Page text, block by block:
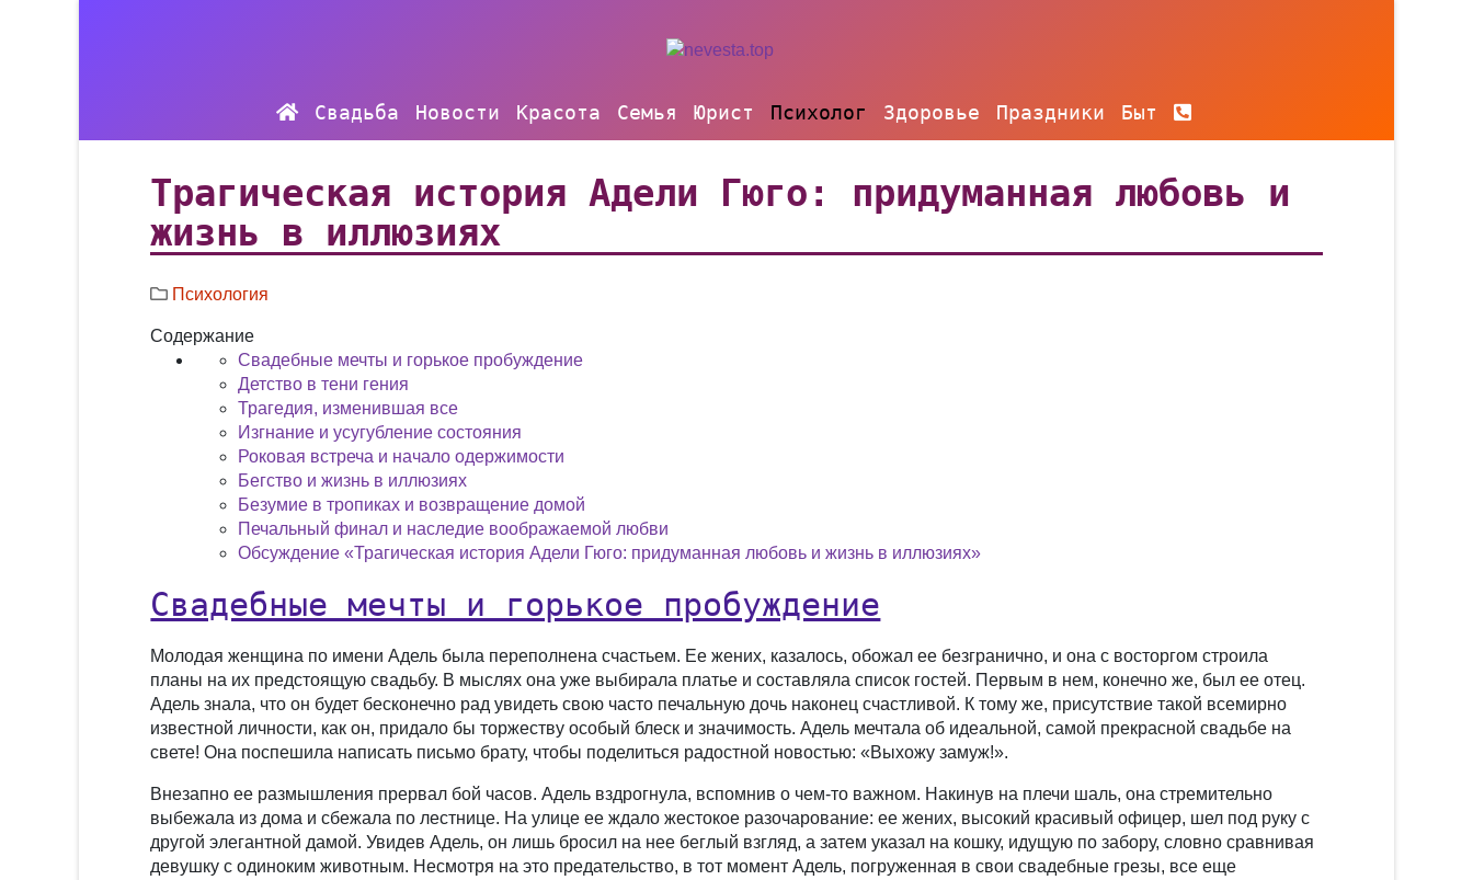
Свадьба Новости Красота Семья Юрист Психолог Здоровье Праздники Быт
Трагическая история Адели Гюго: придуманная любовь и
жизнь в иллюзиях
Психология
Содержание
Свадебные мечты и горькое пробуждение
Детство в тени гения
Трагедия, изменившая все
Изгнание и усугубление состояния
Роковая встреча и начало одержимости
Бегство и жизнь в иллюзиях
Безумие в тропиках и возвращение домой
Печальный финал и наследие воображаемой любви
Обсуждение «Трагическая история Адели Гюго: придуманная любовь и жизнь в иллюзиях»
Свадебные мечты и горькое пробуждение
Молодая женщина по имени Адель была переполнена счастьем. Ее жених, казалось, обожал ее безгранично, и она с восторгом строила
планы на их предстоящую свадьбу. В мыслях она уже выбирала платье и составляла список гостей. Первым в нем, конечно же, был ее отец.
Адель знала, что он будет бесконечно рад увидеть свою часто печальную дочь наконец счастливой. К тому же, присутствие такой всемирно
известной личности, как он, придало бы торжеству особый блеск и значимость. Адель мечтала об идеальной, самой прекрасной свадьбе на
свете! Она поспешила написать письмо брату, чтобы поделиться радостной новостью: «Выхожу замуж!».
Внезапно ее размышления прервал бой часов. Адель вздрогнула, вспомнив о чем-то важном. Накинув на плечи шаль, она стремительно
выбежала из дома и сбежала по лестнице. На улице ее ждало жестокое разочарование: ее жених, высокий красивый офицер, шел под руку с
другой элегантной дамой. Увидев Адель, он лишь бросил на нее беглый взгляд, а затем указал на кошку, идущую по забору, словно сравнивая
девушку с одиноким животным. Несмотря на это предательство, в тот момент Адель, погруженная в свои свадебные грезы, все еще